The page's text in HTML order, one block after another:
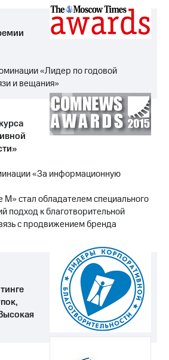
«Лидер по годовой
и вещания»
«За информационную
М» стал обладателем специального
подход к благотворительной
с продвижением бренда